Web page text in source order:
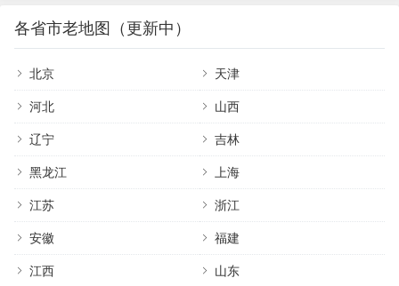
各省市老地图（更新中）
北京 天津
河北 山西
辽宁 吉林
黑龙江 上海
江苏 浙江
安徽 福建
江西 山东